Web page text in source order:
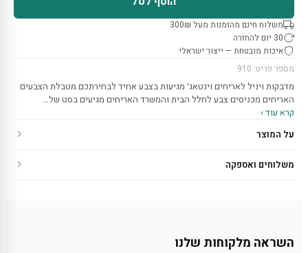
משלוח חינם מהזמנות מעל 300₪
30 יום להחזרה
איכות מובטחת — ייצור ישראלי
מספר פריט: 910
מדבקות ויניל לאריחים וינטאג׳ מגיעות בצבע אחיד לבחירתכם מטבלת הצבעים
האריחים מכניסים צבע לחלל הבית והמשרד האריחים מגיעים בסט של…
קרא עוד ›
על המוצר
משלוחים ואספקה
השראה מלקוחות שלנו